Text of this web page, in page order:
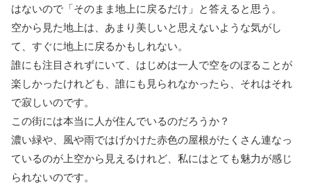
はないので「そのまま地上に戻るだけ」と答えると思う。
空から見た地上は、あまり美しいと思えないような気がし
て、すぐに地上に戻るかもしれない。
誰にも注目されずにいて、はじめは一人で空をのぼることが
楽しかったけれども、誰にも見られなかったら、それはそれ
で寂しいのです。
この街には本当に人が住んでいるのだろうか？
濃い緑や、風や雨ではげかけた赤色の屋根がたくさん連なっ
ているのが上空から見えるけれど、私にはとても魅力が感じ
られないのです。